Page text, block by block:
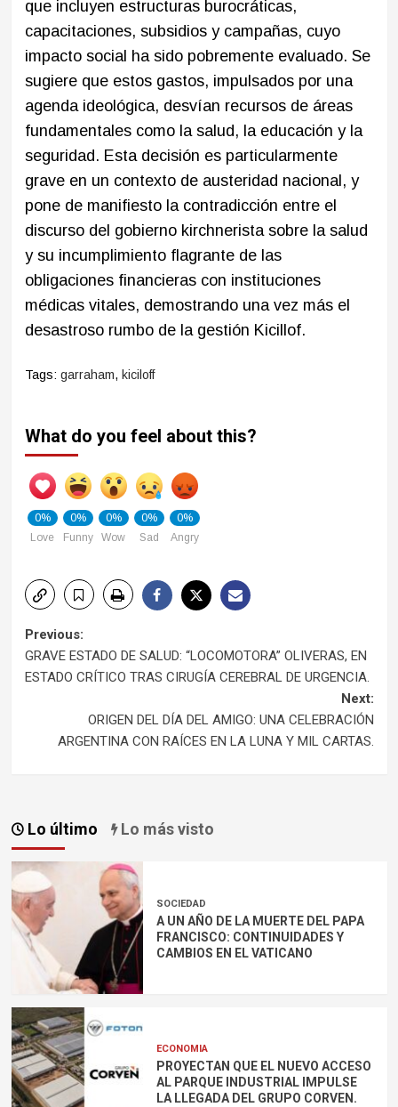
que incluyen estructuras burocráticas,
capacitaciones, subsidios y campañas, cuyo
impacto social ha sido pobremente evaluado. Se
sugiere que estos gastos, impulsados por una
agenda ideológica, desvían recursos de áreas
fundamentales como la salud, la educación y la
seguridad. Esta decisión es particularmente
grave en un contexto de austeridad nacional, y
pone de manifiesto la contradicción entre el
discurso del gobierno kirchnerista sobre la salud
y su incumplimiento flagrante de las
obligaciones financieras con instituciones
médicas vitales, demostrando una vez más el
desastroso rumbo de la gestión Kicillof.
Tags: garraham, kiciloff
What do you feel about this?
0%
Love
0%
Funny
0%
Wow
0%
Sad
0%
Angry
Post
navigation
Previous:
GRAVE ESTADO DE SALUD: “LOCOMOTORA” OLIVERAS, EN
ESTADO CRÍTICO TRAS CIRUGÍA CEREBRAL DE URGENCIA.
Next:
ORIGEN DEL DÍA DEL AMIGO: UNA CELEBRACIÓN
ARGENTINA CON RAÍCES EN LA LUNA Y MIL CARTAS.
Lo último Lo más visto
SOCIEDAD
A UN AÑO DE LA MUERTE DEL PAPA
FRANCISCO: CONTINUIDADES Y
CAMBIOS EN EL VATICANO
ECONOMIA
PROYECTAN QUE EL NUEVO ACCESO
AL PARQUE INDUSTRIAL IMPULSE
LA LLEGADA DEL GRUPO CORVEN.